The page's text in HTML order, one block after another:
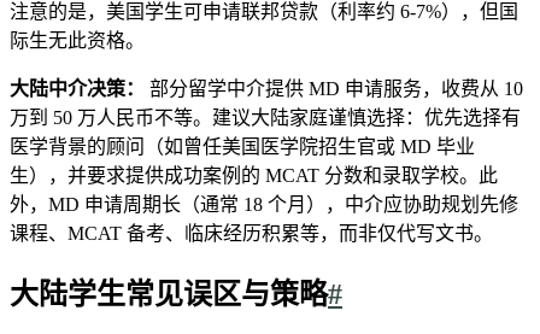
注意的是，美国学生可申请联邦贷款（利率约 6-7%），但国
际生无此资格。
大陆中介决策：
部分留学中介提供 MD 申请服务，收费从 10
万到 50 万人民币不等。建议大陆家庭谨慎选择：优先选择有
医学背景的顾问（如曾任美国医学院招生官或 MD 毕业
生），并要求提供成功案例的 MCAT 分数和录取学校。此
外，MD 申请周期长（通常 18 个月），中介应协助规划先修
课程、MCAT 备考、临床经历积累等，而非仅代写文书。
大陆学生常见误区与策略#